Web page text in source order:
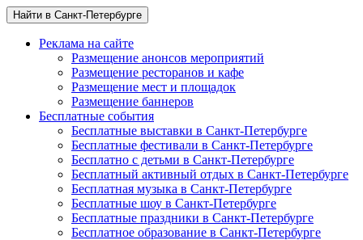
Найти в Санкт-Петербурге
Реклама на сайте
Размещение анонсов мероприятий
Размещение ресторанов и кафе
Размещение мест и площадок
Размещение баннеров
Бесплатные события
Бесплатные выставки в Санкт-Петербурге
Бесплатные фестивали в Санкт-Петербурге
Бесплатно с детьми в Санкт-Петербурге
Бесплатный активный отдых в Санкт-Петербурге
Бесплатная музыка в Санкт-Петербурге
Бесплатные шоу в Санкт-Петербурге
Бесплатные праздники в Санкт-Петербурге
Бесплатное образование в Санкт-Петербурге